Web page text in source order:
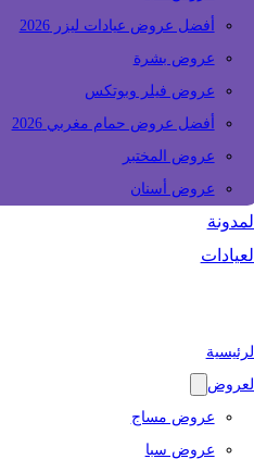
أفضل عروض عيادات ليزر 2026
عروض بشرة
عروض فيلر وبوتكس
أفضل عروض حمام مغربي 2026
عروض المختبر
عروض أسنان
المدونة
العيادات
الرئيسية
العروض
عروض مساج
عروض سبا